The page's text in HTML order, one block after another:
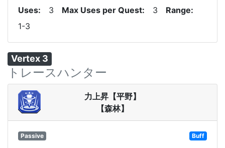
Uses
3 Max Uses per Quest 3
Range
1-3
Vertex 3
トレースハンター
力上昇【平野】
【森林】
Passive Buff